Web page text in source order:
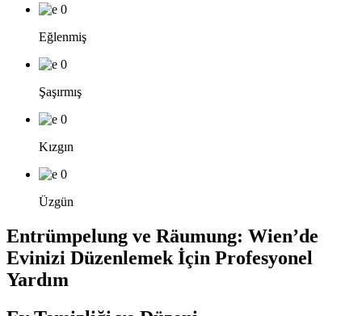
0
Eğlenmiş
0
Şaşırmış
0
Kızgın
0
Üzgün
Entrümpelung ve Räumung: Wien’de
Evinizi Düzenlemek İçin Profesyonel
Yardım